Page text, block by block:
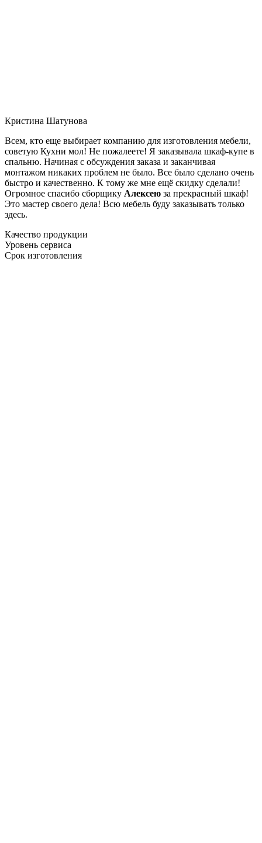
Кристина Шатунова
Всем, кто еще выбирает компанию для изготовления мебели,
советую Кухни мол! Не пожалеете! Я заказывала шкаф-купе в
спальню. Начиная с обсуждения заказа и заканчивая
монтажом никаких проблем не было. Все было сделано очень
быстро и качественно. К тому же мне ещё скидку сделали!
Огромное спасибо сборщику Алексею за прекрасный шкаф!
Это мастер своего дела! Всю мебель буду заказывать только
здесь.
Качество продукции
Уровень сервиса
Срок изготовления